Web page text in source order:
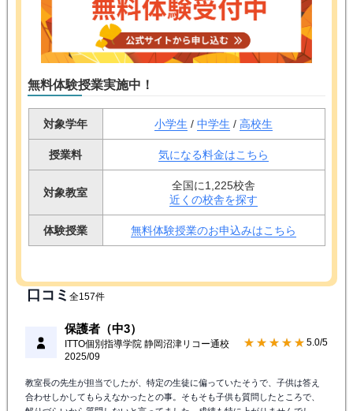
無料体験授業実施中！
対象学年 小学生 / 中学生 / 高校生
授業料 気になる料金はこちら
対象教室
全国に1,225校舎
近くの校舎を探す
体験授業 無料体験授業のお申込みはこちら
口コミ 全157件
保護者（中3）
ITTO個別指導学院 静岡沼津リコー通校
2025/09
★★★★★ 5.0/5
教室長の先生が担当でしたが、特定の生徒に偏っていたそうで、子供は答え
合わせしかしてもらえなかったとの事。そもそも子供も質問したところで、